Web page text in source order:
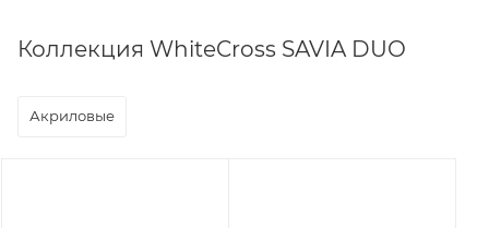
Коллекция WhiteCross SAVIA DUO
Акриловые